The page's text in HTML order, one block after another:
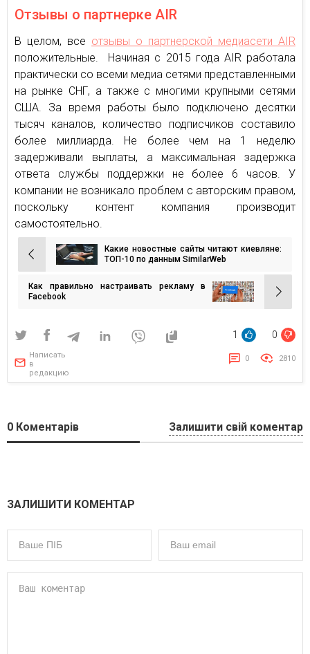
Отзывы о партнерке AIR
В целом, все отзывы о партнерской медиасети AIR
положительные. Начиная с 2015 года AIR работала
практически со всеми медиа сетями представленными
на рынке СНГ, а также с многими крупными сетями
США. За время работы было подключено десятки
тысяч каналов, количество подписчиков составило
более миллиарда. Не более чем на 1 неделю
задерживали выплаты, а максимальная задержка
ответа службы поддержки не более 6 часов. У
компании не возникало проблем с авторским правом,
поскольку контент компания производит
самостоятельно.
Навигация
по
записям
Какие новостные сайты читают киевляне:
ТОП-10 по данным SimilarWeb
Как правильно настраивать рекламу в
Facebook
1 0
Написать
в
редакцию
0 2810
0 Коментарів Залишити свій коментар
ЗАЛИШИТИ КОМЕНТАР